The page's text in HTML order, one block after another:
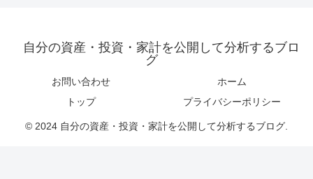
自分の資産・投資・家計を公開して分析するブロ
グ
お問い合わせ
ホーム
トップ
プライバシーポリシー
© 2024 自分の資産・投資・家計を公開して分析するブログ.